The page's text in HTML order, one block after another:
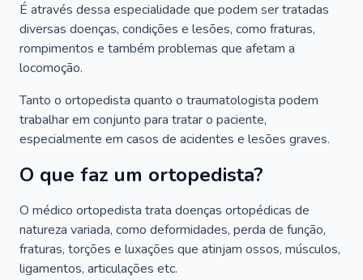
É através dessa especialidade que podem ser tratadas
diversas doenças, condições e lesões, como fraturas,
rompimentos e também problemas que afetam a
locomoção.
Tanto o ortopedista quanto o traumatologista podem
trabalhar em conjunto para tratar o paciente,
especialmente em casos de acidentes e lesões graves.
O que faz um ortopedista?
O médico ortopedista trata doenças ortopédicas de
natureza variada, como deformidades, perda de função,
fraturas, torções e luxações que atinjam ossos, músculos,
ligamentos, articulações etc.